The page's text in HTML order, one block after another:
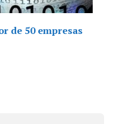
de 50 empresas